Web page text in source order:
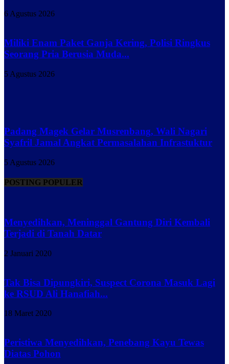
6 Agustus 2026
Miliki Enam Paket Ganja Kering, Polisi Ringkus
Seorang Pria Berusia Muda...
5 Agustus 2026
Padang Magek Gelar Musrenbang, Wali Nagari
Syafril Jamal Angkat Permasalahan Infrastuktur
5 Agustus 2026
POSTING POPULER
Menyedihkan, Meninggal Gantung Diri Kembali
Terjadi di Tanah Datar
2 Januari 2020
Tak Bisa Dipungkiri, Suspect Corona Masuk Lagi
ke RSUD Ali Hanafiah...
18 Maret 2020
Peristiwa Menyedihkan, Penebang Kayu Tewas
Diatas Pohon